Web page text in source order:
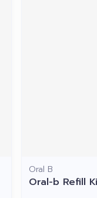
Oral B
Oral-b Refill